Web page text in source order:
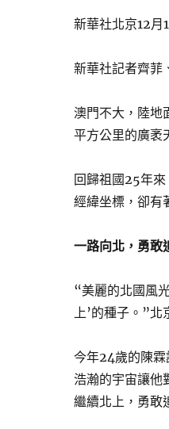
新華社北京12月
新華社記者齊菲
澳門不大，陸地
平方公里的廣袤
回歸祖國25年
經緯坐標，卻有
一路向北，勇敢
“美麗的北國風
上’的種子。”北
今年24歲的陳
浩瀚的宇宙讓他
繼續北上，勇敢